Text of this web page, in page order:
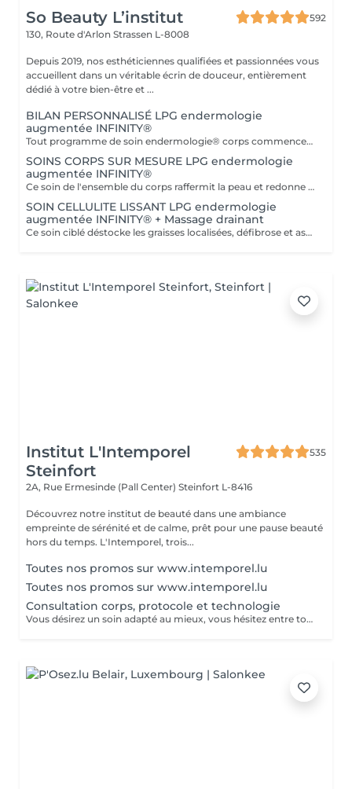
So Beauty L’institut
592
130, Route d'Arlon Strassen L-8008
Depuis 2019, nos esthéticiennes qualifiées et passionnées vous
accueillent dans un véritable écrin de douceur, entièrement
dédié à votre bien-être et ...
BILAN PERSONNALISÉ LPG endermologie
augmentée INFINITY®
Tout programme de soin endermologie® corps commence par un bilan ultra-précis, avec l'application professionnelle ENDERMOLINK. Il se déroule en trois étapes clés : 1. Décryptage de votre mode de vie. 2. Analyse de votre peau. 3. Création de votre programme sur-mesure.
SOINS CORPS SUR MESURE LPG endermologie
augmentée INFINITY®
Ce soin de l'ensemble du corps raffermit la peau et redonne du galbe aux courbes pour retrouver une silhouette resculptée et plus ferme tout en procurant un grand moment de bien-être. DESTOCKE les graisses Grâce à la nouvelle tête de traitement brevetée Alliance, endermologie® permet de cibler et d'affiner les zones rebelles à lexercice et à l'hygiène alimentaire (bras, dos, ventre, taille, cuisses..) tout en s'adaptant précisément aux besoins de chaque peau. LISSE la cellulite La cellulite, qui touche 90 % des femmes même les plus minces et les plus sportives, résulte à la fois dun stockage de graisses dans les adipocytes (cellules graisseuses) et dune rétention d'eau tout autour. RAFFERMIT la peau Variations de poids, grossesses, temps qui passe la peau perd progressivement de sa tonicité et de sa souplesse. Même si ce relâchement cutané concerne tout le corps, certaines zones y sont plus sensibles : intérieur des cuisses, ventre, bras, etc
SOIN CELLULITE LISSANT LPG endermologie
augmentée INFINITY® + Massage drainant
Ce soin ciblé déstocke les graisses localisées, défibrose et assouplit les tissus pour traiter efficacement la cellulite adipeuse et fibreuse tout en procurant un grand moment de bien-être. 40 minutes LPG + 10 minutes de massage drainant/amincissant sur l'avant des jambes.
Institut L'Intemporel
Steinfort
535
2A, Rue Ermesinde (Pall Center) Steinfort L-8416
Découvrez notre institut de beauté dans une ambiance
empreinte de sérénité et de calme, prêt pour une pause beauté
hors du temps. L'Intemporel, trois...
Toutes nos promos sur www.intemporel.lu
Toutes nos promos sur www.intemporel.lu
Consultation corps, protocole et technologie
Vous désirez un soin adapté au mieux, vous hésitez entre toutes nos techniques, machines et protocoles divers. Nous avons donc mis en place ce moment privilégié avec une esthéticienne, qui vous écoutera et répondra à vos attentes en vous conseillant au mieux. Les 25€ de la consultation vous seront déduits de votre soin si vous prenez rdv .